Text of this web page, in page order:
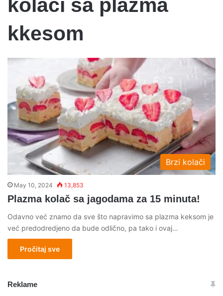
kolaci sa plazma
kkesom
Brzi kolači
May 10, 2024 13,853
Plazma kolač sa jagodama za 15 minuta!
Odavno već znamo da sve što napravimo sa plazma keksom je
već predodredjeno da bude odlično, pa tako i ovaj…
Pročitaj sve
Reklame